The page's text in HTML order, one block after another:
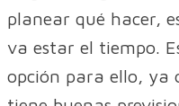
planear qué hacer,
va estar el tiempo.
opción para ello, ya